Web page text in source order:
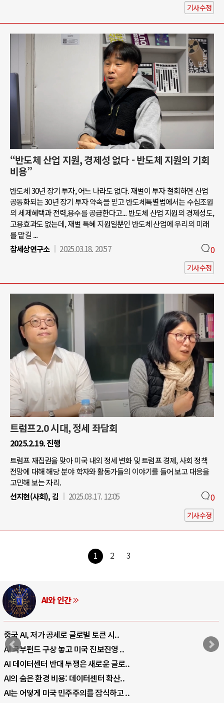
기사수정
“반도체 산업 지원, 경제성 없다 - 반도체 지원의 기회
비용”
반도체 30년 장기 투자, 어느 나라도 없다. 재벌이 투자 철회하면 산업
공동화되는 30년 장기 투자 약속을 믿고 반도체특별법에서는 수십조원
의 세제혜택과 전력,용수를 공급한다고... 반도체 산업 지원의 경제성도,
고용효과도 없는데, 재벌 특혜 지원일뿐인 반도체 산업에 우리의 미래
를 맡길 ...
참세상연구소
2025.03.18. 20:57 0
기사수정
트럼프2.0 시대, 정세 좌담회
2025.2.19. 진행
트럼프 재집권을 맞아 미국 내외 정세 변화 및 트럼프 경제, 사회 정책
전망에 대해 해당 분야 학자와 활동가들의 이야기를 들어 보고 대응을
고민해 보는 자리.
선지현(사회), 김
2025.03.17. 12:05 0
기사수정
1 2 3
AI와 인간
중국 AI, 저가 공세로 글로벌 토큰 시..
AI 국부펀드 구상 놓고 미국 진보진영 ..
AI 데이터센터 반대 투쟁은 새로운 글로..
AI의 숨은 환경 비용: 데이터센터 확산..
AI는 어떻게 미국 민주주의를 잠식하고 ..